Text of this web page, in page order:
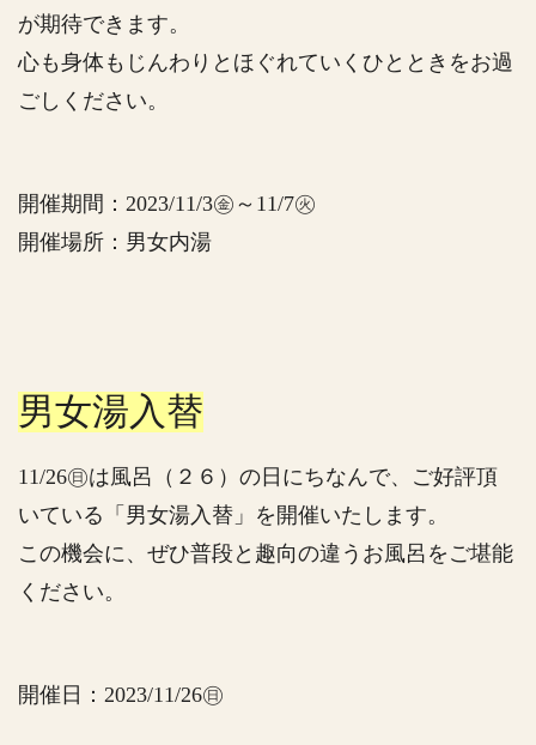
が期待できます。
心も身体もじんわりとほぐれていくひとときをお過
ごしください。
開催期間：2023/11/3㊎～11/7㊋
開催場所：男女内湯
男女湯入替
11/26㊐は風呂（２６）の日にちなんで、ご好評頂
いている「男女湯入替」を開催いたします。
この機会に、ぜひ普段と趣向の違うお風呂をご堪能
ください。
開催日：2023/11/26㊐